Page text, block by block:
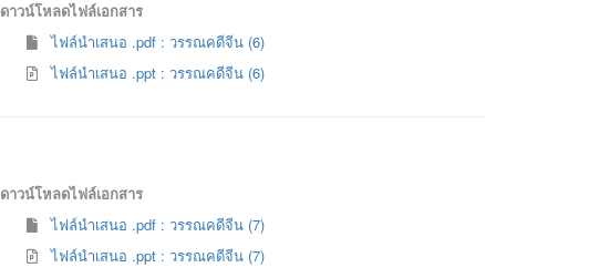
ดาวน์โหลดไฟล์เอกสาร
ไฟล์นำเสนอ .pdf : วรรณคดีจีน (6)
ไฟล์นำเสนอ .ppt : วรรณคดีจีน (6)
ดาวน์โหลดไฟล์เอกสาร
ไฟล์นำเสนอ .pdf : วรรณคดีจีน (7)
ไฟล์นำเสนอ .ppt : วรรณคดีจีน (7)